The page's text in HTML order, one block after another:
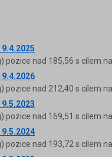
pozice nad 185,56 s cílem
pozice nad 212,40 s cílem
pozice nad 169,51 s cílem
pozice nad 193,72 s cílem